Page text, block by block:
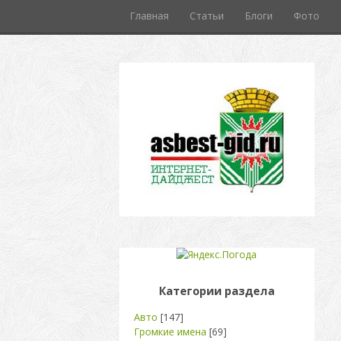
Главная Статьи Блоги Фото
Категории раздела
Авто [147]
Громкие имена [69]